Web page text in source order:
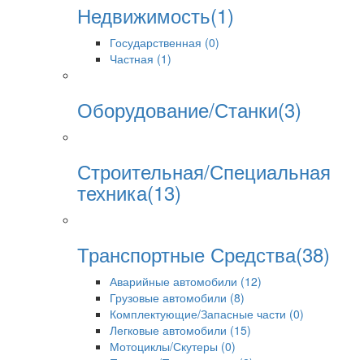
Недвижимость(1)
Государственная (0)
Частная (1)
Оборудование/Станки(3)
Строительная/Специальная
техника(13)
Транспортные Средства(38)
Аварийные автомобили (12)
Грузовые автомобили (8)
Комплектующие/Запасные части (0)
Легковые автомобили (15)
Мотоциклы/Скутеры (0)